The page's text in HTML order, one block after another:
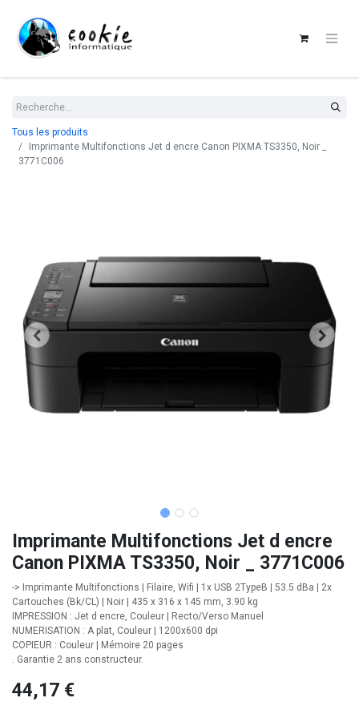
Tous les produits
Imprimante Multifonctions Jet d encre Canon PIXMA TS3350, Noir _
3771C006
Imprimante Multifonctions Jet d encre
Canon PIXMA TS3350, Noir _ 3771C006
-> Imprimante Multifonctions | Filaire, Wifi | 1x USB 2TypeB | 53.5 dBa | 2x
Cartouches (Bk/CL) | Noir | 435 x 316 x 145 mm, 3.90 kg
IMPRESSION : Jet d encre, Couleur | Recto/Verso Manuel
NUMERISATION : A plat, Couleur | 1200x600 dpi
COPIEUR : Couleur | Mémoire 20 pages
. Garantie 2 ans constructeur.
44,17 €